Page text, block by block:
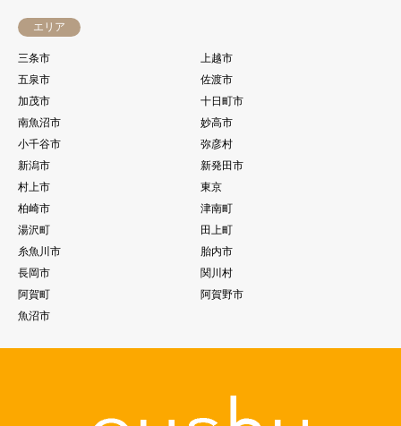
エリア
三条市
上越市
五泉市
佐渡市
加茂市
十日町市
南魚沼市
妙高市
小千谷市
弥彦村
新潟市
新発田市
村上市
東京
柏崎市
津南町
湯沢町
田上町
糸魚川市
胎内市
長岡市
関川村
阿賀町
阿賀野市
魚沼市